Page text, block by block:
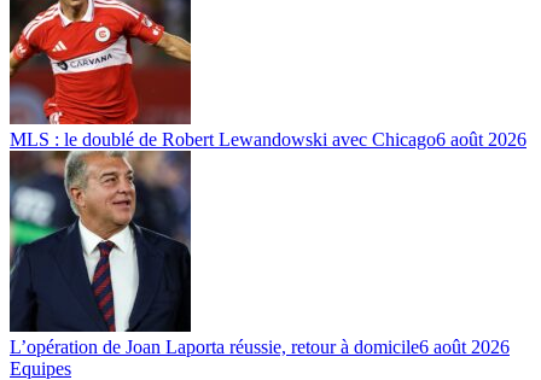
MLS : le doublé de Robert Lewandowski avec Chicago6 août 2026
L’opération de Joan Laporta réussie, retour à domicile6 août 2026
Equipes